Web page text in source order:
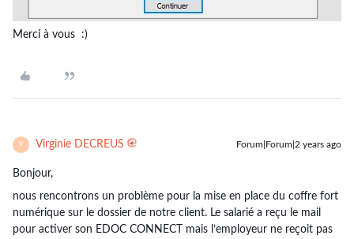
Merci à vous :)
V Virginie DECREUS Forum|Forum|2 years ago
Bonjour,
nous rencontrons un problème pour la mise en place du coffre fort
numérique sur le dossier de notre client. Le salarié a reçu le mail
pour activer son EDOC CONNECT mais l’employeur ne reçoit pas